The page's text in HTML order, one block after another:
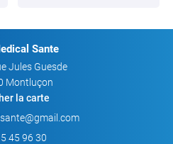
Sante
Jules Guesde
Montluçon
la carte
45 96 30